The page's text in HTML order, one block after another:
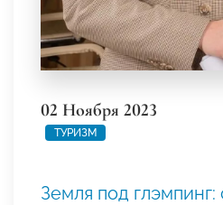
02 Ноября 2023
ТУРИЗМ
Земля под